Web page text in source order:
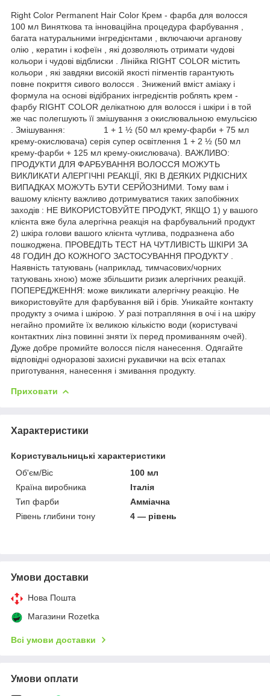
Right Color Permanent Hair Color Крем - фарба для волосся
100 мл Виняткова та інноваційна процедура фарбування ,
багата натуральними інгредієнтами , включаючи арганову
олію , кератин і кофеїн , які дозволяють отримати чудові
кольори і чудові відблиски . Лінійка RIGHT COLOR містить
кольори , які завдяки високій якості пігментів гарантують
повне покриття сивого волосся . Знижений вміст аміаку і
формула на основі відібраних інгредієнтів роблять крем -
фарбу RIGHT COLOR делікатною для волосся і шкіри і в той
же час полегшують її змішування з окислювальною емульсією
. Змішування: 1 + 1 ½ (50 мл крему-фарби + 75 мл
крему-окислювача) серія супер освітлення 1 + 2 ½ (50 мл
крему-фарби + 125 мл крему-окислювача). ВАЖЛИВО:
ПРОДУКТИ ДЛЯ ФАРБУВАННЯ ВОЛОССЯ МОЖУТЬ
ВИКЛИКАТИ АЛЕРГІЧНІ РЕАКЦІЇ, ЯКІ В ДЕЯКИХ РІДКІСНИХ
ВИПАДКАХ МОЖУТЬ БУТИ СЕРЙОЗНИМИ. Тому вам і
вашому клієнту важливо дотримуватися таких запобіжних
заходів : НЕ ВИКОРИСТОВУЙТЕ ПРОДУКТ, ЯКЩО 1) у вашого
клієнта вже була алергічна реакція на фарбувальний продукт
2) шкіра голови вашого клієнта чутлива, подразнена або
пошкоджена. ПРОВЕДІТЬ ТЕСТ НА ЧУТЛИВІСТЬ ШКІРИ ЗА
48 ГОДИН ДО КОЖНОГО ЗАСТОСУВАННЯ ПРОДУКТУ .
Наявність татуювань (наприклад, тимчасових/чорних
татуювань хною) може збільшити ризик алергічних реакцій.
ПОПЕРЕДЖЕННЯ: може викликати алергічну реакцію. Не
використовуйте для фарбування вій і брів. Уникайте контакту
продукту з очима і шкірою. У разі потрапляння в очі і на шкіру
негайно промийте їх великою кількістю води (користувачі
контактних лінз повинні зняти їх перед промиванням очей).
Дуже добре промийте волосся після нанесення. Одягайте
відповідні одноразові захисні рукавички на всіх етапах
приготування, нанесення і змивання продукту.
Приховати
Характеристики
Користувальницькі характеристики
Об'єм/Віс
100 мл
Країна виробника
Італія
Тип фарби
Амміачна
Рівень глибини тону
4 — рівень
Умови доставки
Нова Пошта
Магазини Rozetka
Всі умови доставки
Умови оплати